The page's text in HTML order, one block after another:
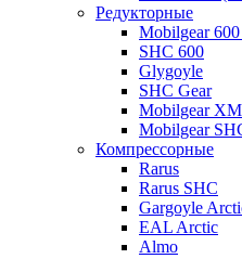
Редукторные
Mobilgear
SHC 600
Glygoyle
SHC Gear
Mobilgear
Mobilgear
Компрессорные
Rarus
Rarus SHC
Gargoyle
EAL Arctic
Almo